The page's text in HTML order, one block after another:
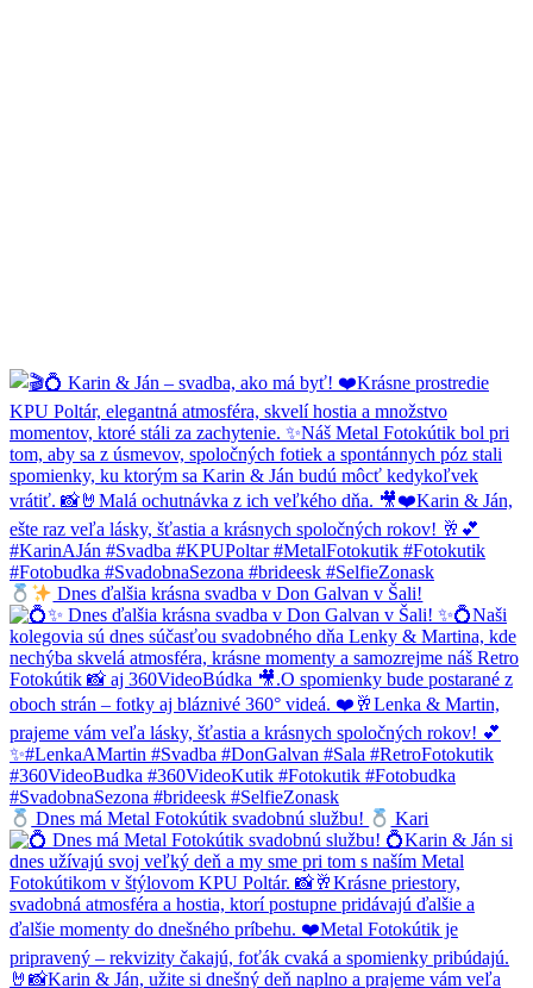
Dnes ďalšia krásna svadba v Don Galvan v Šali!
Dnes má Metal Fotokútik svadobnú službu! Kari